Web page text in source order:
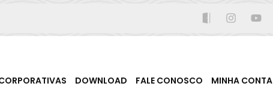
DOWNLOAD FALE CONOSCO MINHA CONTA